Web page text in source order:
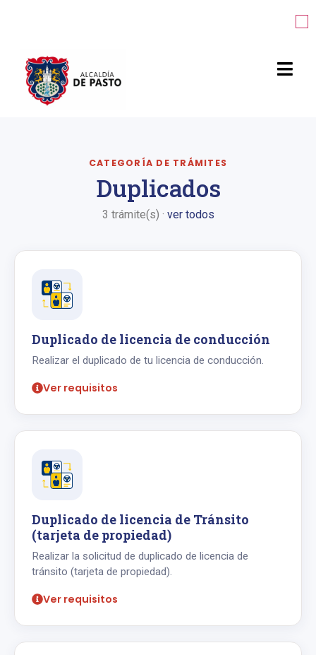
CATEGORÍA DE TRÁMITES
Duplicados
3 trámite(s) · ver todos
Duplicado de licencia de conducción
Realizar el duplicado de tu licencia de conducción.
Ver requisitos
Duplicado de licencia de Tránsito
(tarjeta de propiedad)
Realizar la solicitud de duplicado de licencia de
tránsito (tarjeta de propiedad).
Ver requisitos